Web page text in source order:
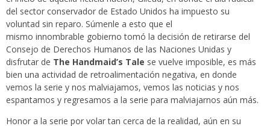
del sector conservador de Estado Unidos ha impuesto su
voluntad sin reparo. Súmenle a esto que el
mismo innombrable gobierno tomó la decisión de retirarse del
Consejo de Derechos Humanos de las Naciones Unidas y
disfrutar de The Handmaid’s Tale se vuelve imposible, es más
bien una actividad de retroalimentación negativa, en donde
vemos la serie y nos malviajamos, vemos las noticias y nos
espantamos y regresamos a la serie para malviajarnos aún más.
Honor a la serie por volar tan cerca de la realidad, aún en su